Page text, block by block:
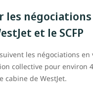
les
et le SCFP
les négociations en
collective pour environ
cabine de WestJet.